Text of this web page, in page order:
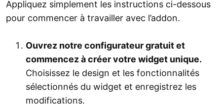
Appliquez simplement les instructions ci-dessous
pour commencer à travailler avec l’addon.
Ouvrez notre configurateur gratuit et
commencez à créer votre widget unique.
Choisissez le design et les fonctionnalités
sélectionnés du widget et enregistrez les
modifications.